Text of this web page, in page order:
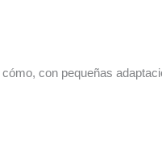
con pequeñas